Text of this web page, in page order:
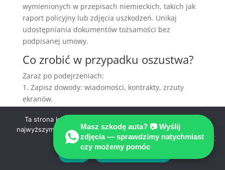
wymienionych w przepisach niemieckich, takich jak
raport policyjny lub zdjęcia uszkodzeń. Unikaj
udostępniania dokumentów tożsamości bez
podpisanej umowy.
Co zrobić w przypadku oszustwa?
Zaraz po podejrzeniach:
1. Zapisz dowody: wiadomości, kontrakty, zrzuty
ekranów.
lubBundespolizei
3. Skontaktuj się zprawnikiem od odszkodowań w
Niemczech
, który zabezpieczy Twoje prawa.
prawna po wypadku w Niemczechprzez eksperta
Masz szkodę auta? 📷 Wyślij
zdjęcia — sprawdzimy natychmiast
czy możemy pomóc
Ta strona korzysta z ciasteczek aby świadczyć usługi na
najwyższym poziomie. Dalsze korzystanie ze strony oznacza,
że zgadzasz się na ich użycie.